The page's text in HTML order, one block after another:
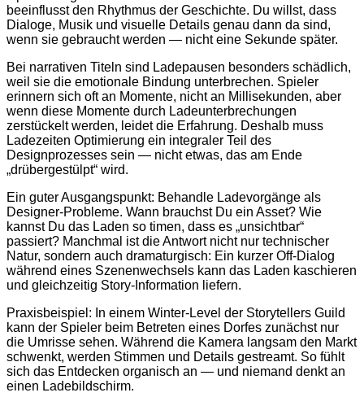
beeinflusst den Rhythmus der Geschichte. Du willst, dass
Dialoge, Musik und visuelle Details genau dann da sind,
wenn sie gebraucht werden — nicht eine Sekunde später.
Bei narrativen Titeln sind Ladepausen besonders schädlich,
weil sie die emotionale Bindung unterbrechen. Spieler
erinnern sich oft an Momente, nicht an Millisekunden, aber
wenn diese Momente durch Ladeunterbrechungen
zerstückelt werden, leidet die Erfahrung. Deshalb muss
Ladezeiten Optimierung ein integraler Teil des
Designprozesses sein — nicht etwas, das am Ende
„drübergestülpt“ wird.
Ein guter Ausgangspunkt: Behandle Ladevorgänge als
Designer-Probleme. Wann brauchst Du ein Asset? Wie
kannst Du das Laden so timen, dass es „unsichtbar“
passiert? Manchmal ist die Antwort nicht nur technischer
Natur, sondern auch dramaturgisch: Ein kurzer Off-Dialog
während eines Szenenwechsels kann das Laden kaschieren
und gleichzeitig Story-Information liefern.
Praxisbeispiel: In einem Winter-Level der Storytellers Guild
kann der Spieler beim Betreten eines Dorfes zunächst nur
die Umrisse sehen. Während die Kamera langsam den Markt
schwenkt, werden Stimmen und Details gestreamt. So fühlt
sich das Entdecken organisch an — und niemand denkt an
einen Ladebildschirm.